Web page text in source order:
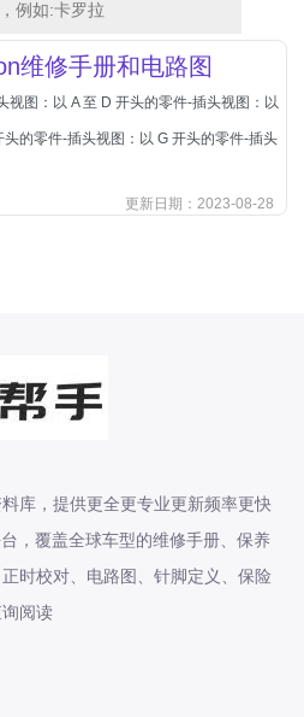
维修手册和电路图
视图：以 A 至 D 开头的零件-插头视图：以
的零件-插头视图：以 G 开头的零件-插头
更新日期：2023-08-28
库，提供更全更专业更新频率更快
，覆盖全球车型的维修手册、保养
时校对、电路图、针脚定义、保险
阅读